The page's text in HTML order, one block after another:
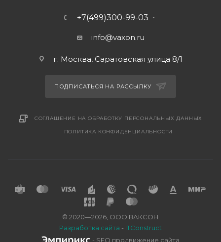
+7(499)300-99-03
info@vaxon.ru
г. Москва, Саратовская улица 8/1
ПОДПИСАТЬСЯ НА РАССЫЛКУ
СОГЛАШЕНИЕ НА ОБРАБОТКУ ПЕРСОНАЛЬНЫХ ДАННЫХ
ПОЛИТИКА КОНФИДЕНЦИАЛЬНОСТИ
© 2020—2026, ООО ВАКСОН
Разработка сайта - ITConstruct
- SEO продвижение сайта